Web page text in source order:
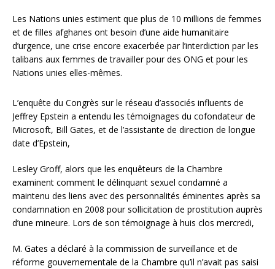
Les Nations unies estiment que plus de 10 millions de femmes
et de filles afghanes ont besoin d’une aide humanitaire
d’urgence, une crise encore exacerbée par l’interdiction par les
talibans aux femmes de travailler pour des ONG et pour les
Nations unies elles-mêmes.
L’enquête du Congrès sur le réseau d’associés influents de
Jeffrey Epstein a entendu les témoignages du cofondateur de
Microsoft, Bill Gates, et de l’assistante de direction de longue
date d’Epstein,
Lesley Groff, alors que les enquêteurs de la Chambre
examinent comment le délinquant sexuel condamné a
maintenu des liens avec des personnalités éminentes après sa
condamnation en 2008 pour sollicitation de prostitution auprès
d’une mineure. Lors de son témoignage à huis clos mercredi,
M. Gates a déclaré à la commission de surveillance et de
réforme gouvernementale de la Chambre qu’il n’avait pas saisi